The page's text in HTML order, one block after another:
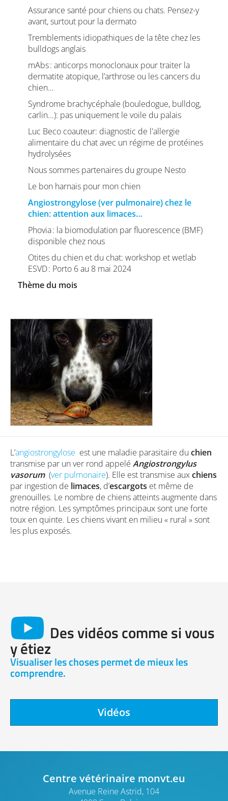
Assurance santé pour chiens ou chats. Pensez-y
avant, surtout pour la dermato
Tremblements idiopathiques de la tête chez les
bulldogs anglais
mAbs : anticorps monoclonaux pour traiter la
dermatite atopique, l’arthrose ou les cancers du
chien…
Syndrome brachycéphale (bouledogue, bulldog,
carlin...): pas uniquement le voile du palais
Luc Beco coauteur: diagnostic de l'allergie
alimentaire du chat avec un régime de protéines
hydrolysées
Nous sommes partenaires du groupe Nesto
Le bon harnais pour mon chien
Angiostrongylose (ver pulmonaire) chez le
chien: attention aux limaces…
Phovia : la biomodulation par fluorescence (BMF)
disponible chez nous
Otites du chien et du chat: workshop et wetlab
ESVD : Porto 6 au 8 mai 2024
Thème du mois
L’angiostrongylose est une maladie parasitaire du chien
transmise par un ver rond appelé Angiostrongylus
vasorum (ver pulmonaire). Elle est transmise auxchiens
par ingestion de limaces, d’escargots et même de
grenouilles. Le nombre de chiens atteints augmente dans
notre région. Les symptômes principaux sont une forte
toux en quinte. Les chiens vivant en milieu « rural » sont
les plus exposés.
Des vidéos comme si vous
y étiez
Visualiser les choses permet de mieux les
comprendre.
Vidéos
Centre vétérinaire monvt.eu
Avenue Reine Astrid, 104